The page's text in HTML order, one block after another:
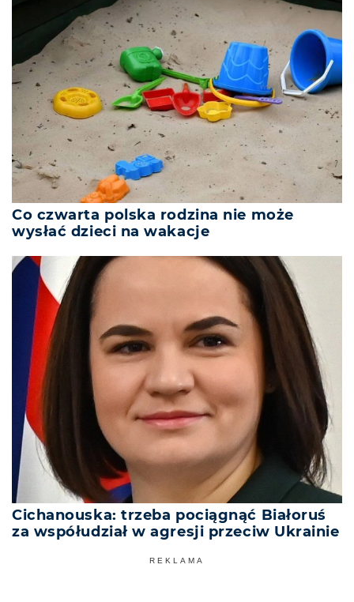
Co czwarta polska rodzina nie może
wysłać dzieci na wakacje
Cichanouska: trzeba pociągnąć Białoruś
za współudział w agresji przeciw Ukrainie
REKLAMA